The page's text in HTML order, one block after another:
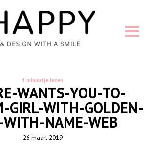
1 minuutje lezen
WANTS-YOU-TO-
GIRL-WITH-GOLDEN-
WITH-NAME-WEB
26 maart 2019